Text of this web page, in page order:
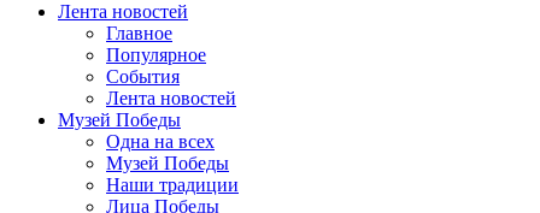
Лента новостей
Главное
Популярное
События
Лента новостей
Музей Победы
Одна на всех
Музей Победы
Наши традиции
Лица Победы